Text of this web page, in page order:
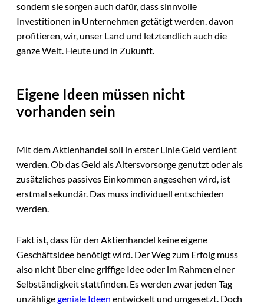
sondern sie sorgen auch dafür, dass sinnvolle
Investitionen in Unternehmen getätigt werden. davon
profitieren, wir, unser Land und letztendlich auch die
ganze Welt. Heute und in Zukunft.
Eigene Ideen müssen nicht
vorhanden sein
Mit dem Aktienhandel soll in erster Linie Geld verdient
werden. Ob das Geld als Altersvorsorge genutzt oder als
zusätzliches passives Einkommen angesehen wird, ist
erstmal sekundär. Das muss individuell entschieden
werden.
Fakt ist, dass für den Aktienhandel keine eigene
Geschäftsidee benötigt wird. Der Weg zum Erfolg muss
also nicht über eine griffige Idee oder im Rahmen einer
Selbständigkeit stattfinden. Es werden zwar jeden Tag
unzähligegeniale Ideen entwickelt und umgesetzt. Doch